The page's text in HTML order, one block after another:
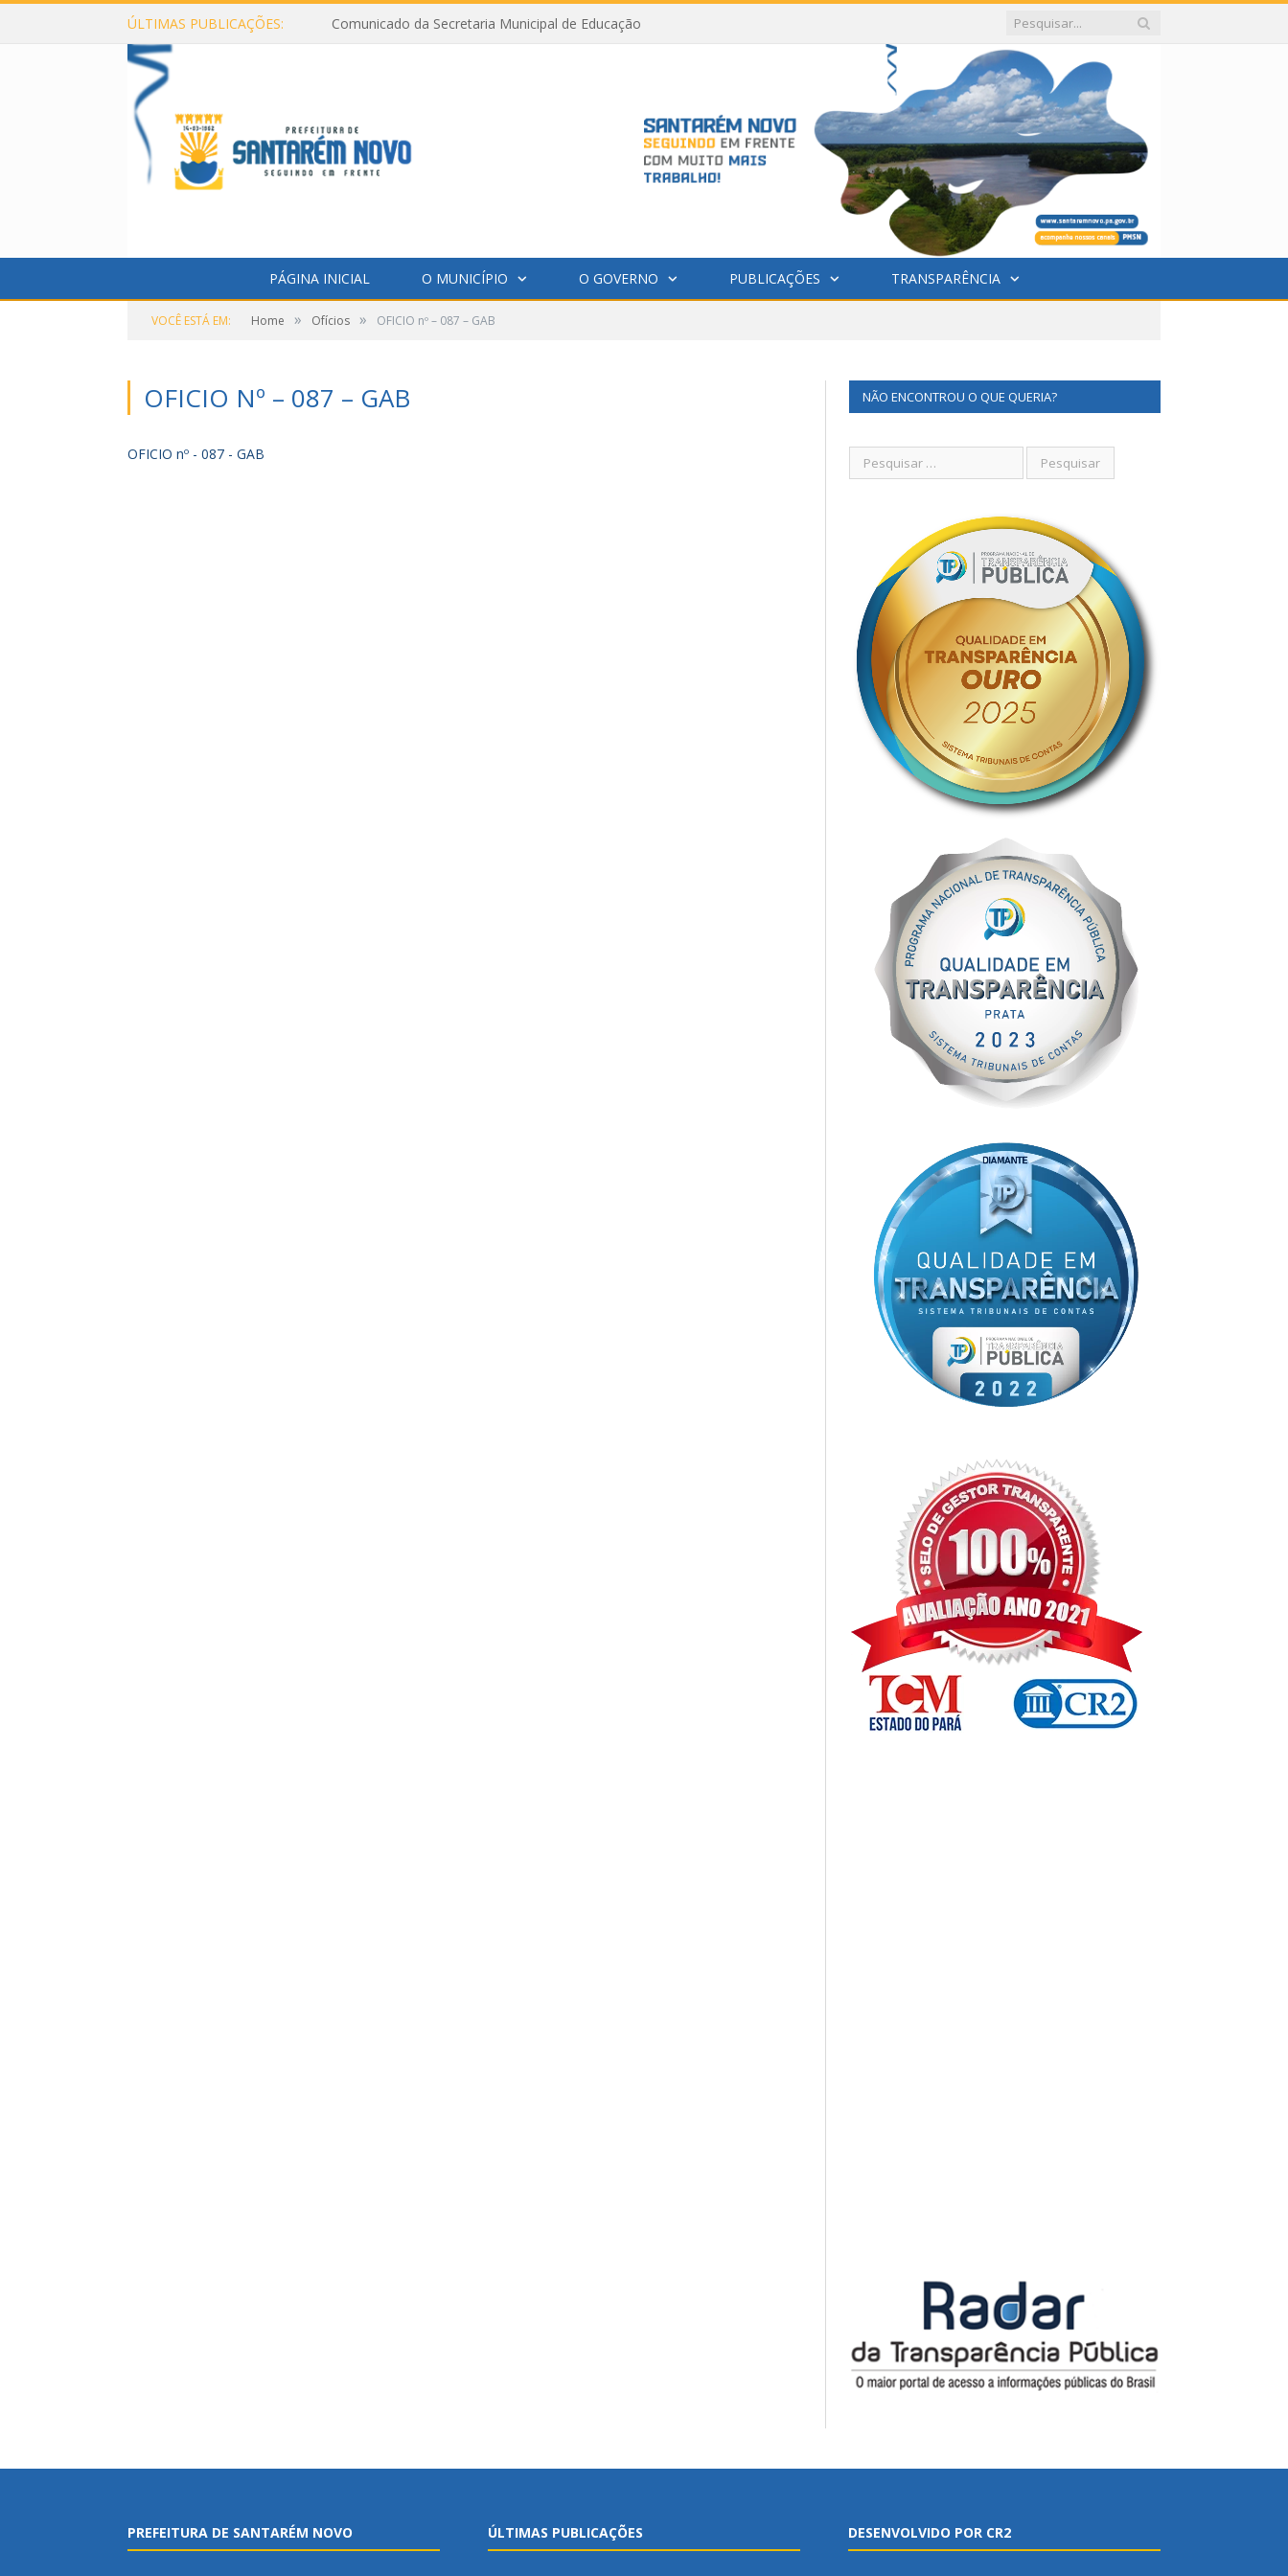
ÚLTIMAS PUBLICAÇÕES: Comunicado da Secretaria Municipal de Educação
PÁGINA INICIAL O MUNICÍPIO O GOVERNO PUBLICAÇÕES TRANSPARÊNCIA
VOCÊ ESTÁ EM: Home » Ofícios » OFICIO nº – 087 – GAB
OFICIO Nº – 087 – GAB
OFICIO nº - 087 - GAB
NÃO ENCONTROU O QUE QUERIA?
PREFEITURA DE SANTARÉM NOVO ÚLTIMAS PUBLICAÇÕES DESENVOLVIDO POR CR2